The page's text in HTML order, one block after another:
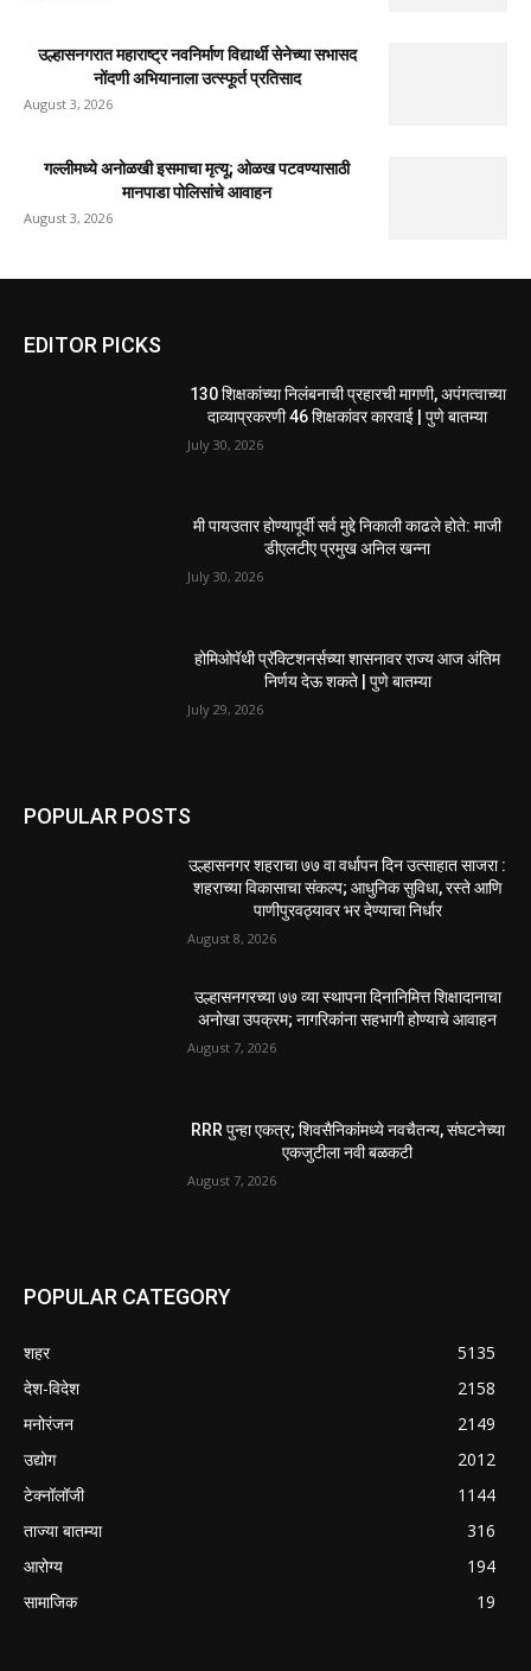
उल्हासनगरात महाराष्ट्र नवनिर्माण विद्यार्थी सेनेच्या सभासद
नोंदणी अभियानाला उत्स्फूर्त प्रतिसाद
August 3, 2026
गल्लीमध्ये अनोळखी इसमाचा मृत्यू; ओळख पटवण्यासाठी
मानपाडा पोलिसांचे आवाहन
August 3, 2026
EDITOR PICKS
130 शिक्षकांच्या निलंबनाची प्रहारची मागणी, अपंगत्वाच्या
दाव्याप्रकरणी 46 शिक्षकांवर कारवाई | पुणे बातम्या
July 30, 2026
मी पायउतार होण्यापूर्वी सर्व मुद्दे निकाली काढले होते: माजी
डीएलटीए प्रमुख अनिल खन्ना
July 30, 2026
होमिओपॅथी प्रॅक्टिशनर्सच्या शासनावर राज्य आज अंतिम
निर्णय देऊ शकते | पुणे बातम्या
July 29, 2026
POPULAR POSTS
उल्हासनगर शहराचा ७७ वा वर्धापन दिन उत्साहात साजरा :
शहराच्या विकासाचा संकल्प; आधुनिक सुविधा, रस्ते आणि
पाणीपुरवठ्यावर भर देण्याचा निर्धार
August 8, 2026
उल्हासनगरच्या ७७ व्या स्थापना दिनानिमित्त शिक्षादानाचा
अनोखा उपक्रम; नागरिकांना सहभागी होण्याचे आवाहन
August 7, 2026
RRR पुन्हा एकत्र; शिवसैनिकांमध्ये नवचैतन्य, संघटनेच्या
एकजुटीला नवी बळकटी
August 7, 2026
POPULAR CATEGORY
शहर
5135
देश-विदेश
2158
मनोरंजन
2149
उद्योग
2012
टेक्नॉलॉजी
1144
ताज्या बातम्या
316
आरोग्य
194
सामाजिक
19